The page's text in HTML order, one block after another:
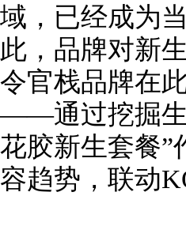
域，已经成为
此，品牌对新
令官栈品牌在
——通过挖掘生
花胶新生套餐”
容趋势，联动